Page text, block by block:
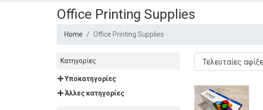
Office Printing Supplies
Home Office Printing Supplies
Κατηγορίες
Υποκατηγορίες
Άλλες κατηγορίες